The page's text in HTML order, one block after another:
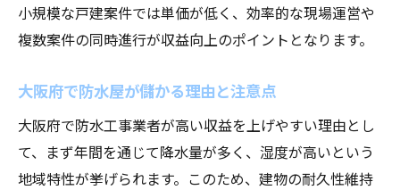
小規模な戸建案件では単価が低く、効率的な現場運営や
複数案件の同時進行が収益向上のポイントとなります。
大阪府で防水屋が儲かる理由と注意点
大阪府で防水工事業者が高い収益を上げやすい理由とし
て、まず年間を通じて降水量が多く、湿度が高いという
地域特性が挙げられます。このため、建物の耐久性維持